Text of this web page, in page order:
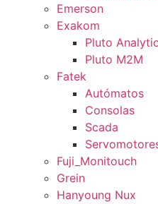
Emerson
Exakom
Pluto
Pluto M2M
Fatek
Autómatos
Consolas
Scada
Fuji_Monitouch
Grein
Hanyoung Nux